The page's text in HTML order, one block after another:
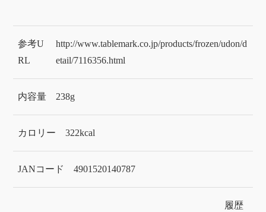
参考U
RL
http://www.tablemark.co.jp/products/frozen/udon/d
etail/7116356.html
内容量 238g
カロリー 322kcal
JANコード 4901520140787
履歴